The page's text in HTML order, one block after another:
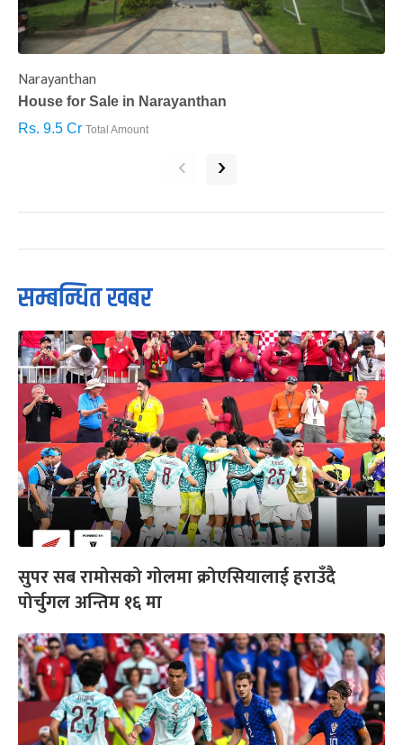
Narayanthan
House for Sale in Narayanthan
Rs. 9.5 Cr Total Amount
‹ ›
सम्बन्धित खबर
सुपर सब रामोसको गोलमा क्रोएसियालाई हराउँदै
पोर्चुगल अन्तिम १६ मा